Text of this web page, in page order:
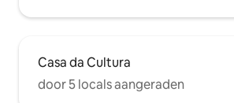
Casa da Cultura
door 5 locals aangeraden